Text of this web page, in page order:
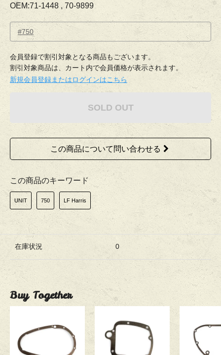
OEM:71-1448 , 70-9899
#750
会員登録で割引対象となる商品もございます。
割引対象商品は、カート内で会員価格が表示されます。
新規会員登録またはログインはこちら
SOLD OUT
この商品について問い合わせる
この商品のキーワード
UNIT 750 LF Harris
在庫状況 0
Buy Together